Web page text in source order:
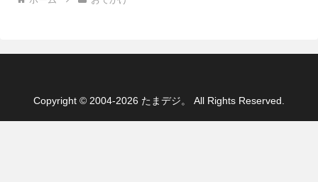
Copyright © 2004-2026 たまデジ。 All Rights Reserved.